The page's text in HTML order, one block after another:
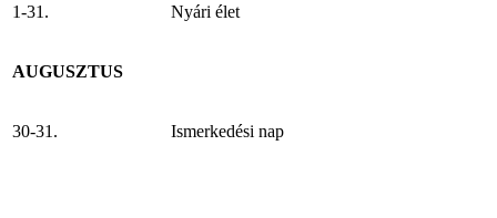
1-31. Nyári élet
AUGUSZTUS
30-31. Ismerkedési nap